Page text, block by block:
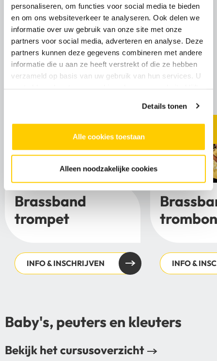
personaliseren, om functies voor social media te bieden
en om ons websiteverkeer te analyseren. Ook delen we
informatie over uw gebruik van onze site met onze
partners voor social media, adverteren en analyse. Deze
partners kunnen deze gegevens combineren met andere
informatie die u aan ze heeft verstrekt of die ze hebben
verzameld op basis van uw gebruik van hun services. U
Details tonen
Alle cookies toestaan
Alleen noodzakelijke cookies
Brassband
Bekijk het cursusoverzicht
Brassband
trompet
INFO & INSCHRIJVEN INFO &
Baby's, peuters en kleuters
Bekijk het cursusoverzicht